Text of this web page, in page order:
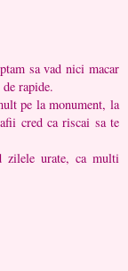
sa vad nici macar
rapide.
pe la monument, la
cred ca riscai sa te
zilele urate, ca multi